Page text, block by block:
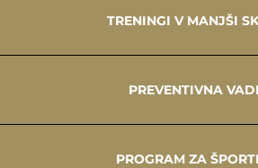
TRENINGI V MANJŠI
PREVENTIVNA
PROGRAM ZA